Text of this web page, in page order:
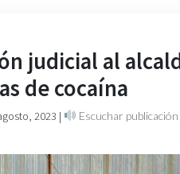
judicial al
de cocaína
2023 | Escuchar publicación